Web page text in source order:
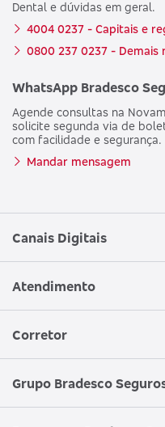
Dental e dúvidas em geral.
4004 0237 - Capitais e
0800 237 0237 - Demais
WhatsApp Bradesco
Agende consultas na
solicite segunda via de
com facilidade e segurança.
Mandar mensagem
Canais Digitais
Aplicativo Bradesco
WhatsApp
Atendimento
Central de Atendimento
SAC Bradesco Seguros
Corretor
Seja um corretor
Grupo Bradesco